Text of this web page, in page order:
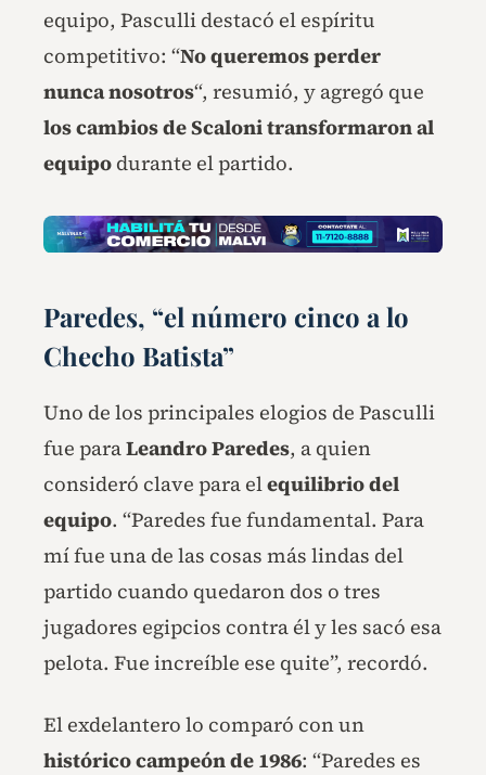
equipo, Pasculli destacó el espíritu
competitivo: “No queremos perder
nunca nosotros“, resumió, y agregó que
los cambios de Scaloni transformaron al
equipo durante el partido.
Paredes, “el número cinco a lo
Checho Batista”
Uno de los principales elogios de Pasculli
fue paraLeandro Paredes, a quien
consideró clave para elequilibrio del
equipo. “Paredes fue fundamental. Para
mí fue una de las cosas más lindas del
partido cuando quedaron dos o tres
jugadores egipcios contra él y les sacó esa
pelota. Fue increíble ese quite”, recordó.
El exdelantero lo comparó con un
histórico campeón de 1986: “Paredes es